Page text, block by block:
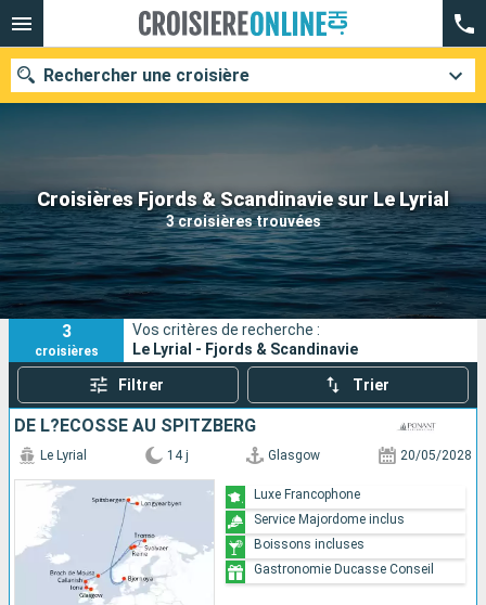
Croisières Fjords & Scandinavie sur Le Lyrial
3 croisières trouvées
Rechercher une croisière
Nos destinations
Mois de départ
Ports Compagnies
Rechercher
3
croisières
Vos critères de recherche :
Le Lyrial - Fjords & Scandinavie
Filtrer Trier
DE L?ÉCOSSE AU SPITZBERG
Le Lyrial 14 j Glasgow 20/05/2028
Luxe Francophone
Service Majordome inclus
Boissons incluses
Gastronomie Ducasse Conseil